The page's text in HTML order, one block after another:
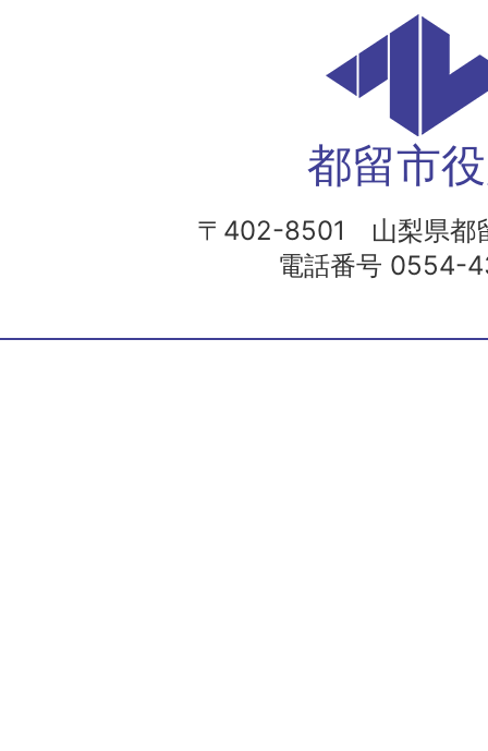
都留市
〒402-8501 山梨県都
電話番号 0554-